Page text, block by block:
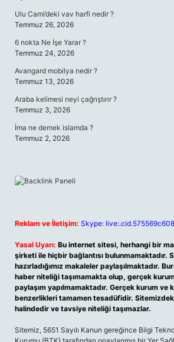
Ulu Cami’deki vav harfi nedir ?
Temmuz 26, 2026
6 nokta Ne İşe Yarar ?
Temmuz 24, 2026
Avangard mobilya nedir ?
Temmuz 13, 2026
Araba kelimesi neyi çağrıştırır ?
Temmuz 3, 2026
İma ne demek islamda ?
Temmuz 2, 2026
Reklam ve İletişim: Skype:
Yasal Uyarı: Bu internet sitesi, herhangi bir
şirketi ile hiçbir bağlantısı bulunmamaktadır.
hazırladığımız makaleler paylaşılmaktadır.
haber niteliği taşımamakta olup, gerçek
paylaşım yapılmamaktadır. Gerçek kurum ve
benzerlikleri tamamen tesadüfidir.
halindedir ve tavsiye niteliği taşımazlar.
Sitemiz, 5651 Sayılı Kanun gereğince Bilgi